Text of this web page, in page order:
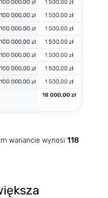
wariancie wynosi 118